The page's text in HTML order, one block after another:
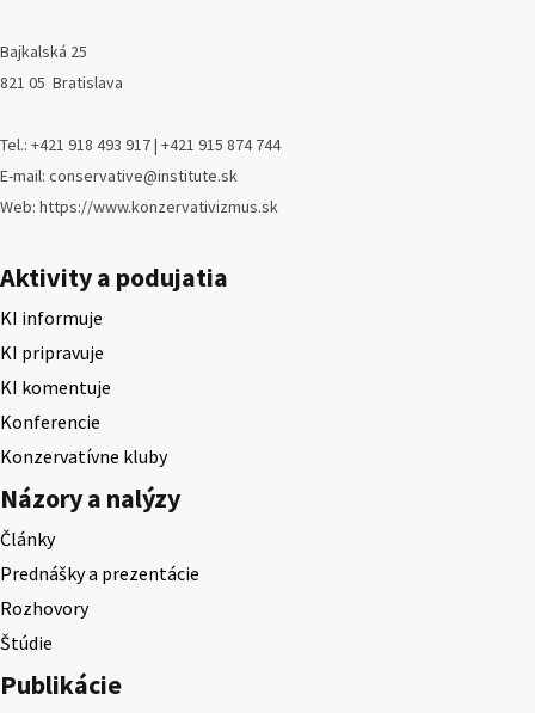
Bajkalská 25
821 05 Bratislava
Tel.: +421 918 493 917 | +421 915 874 744
E-mail: conservative@institute.sk
Web: https://www.konzervativizmus.sk
Aktivity a podujatia
KI informuje
KI pripravuje
KI komentuje
Konferencie
Konzervatívne kluby
Názory a nalýzy
Články
Prednášky a prezentácie
Rozhovory
Štúdie
Publikácie